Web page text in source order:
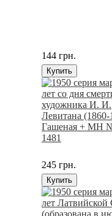
144 грн.
Купить
245 грн.
Купить